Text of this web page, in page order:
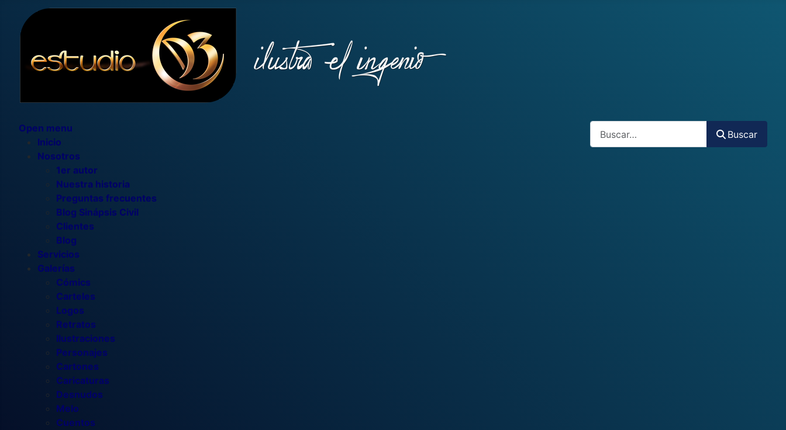
Open menu
Inicio
Nosotros
1er autor
Nuestra historia
Preguntas frecuentes
Blog Sinápsis Civil
Clientes
Blog
Servicios
Galerías
Cómics
Carteles
Logos
Retratos
Ilustraciones
Personajes
Cartones
Caricaturas
Desnudos
Melo
Cuentos
Buscar